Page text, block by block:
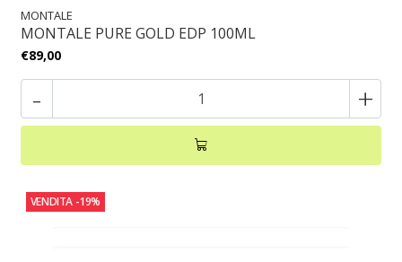
MONTALE
MONTALE PURE GOLD EDP 100ML
€89,00
- +
VENDITA -19%